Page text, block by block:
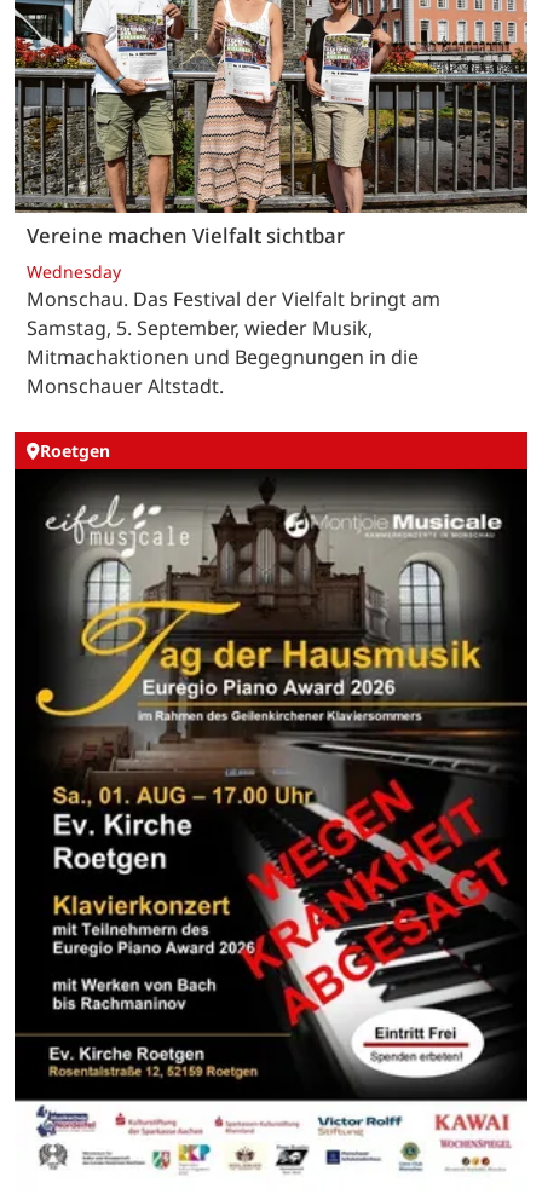
Vereine machen Vielfalt sichtbar
Wednesday
Monschau. Das Festival der Vielfalt bringt am
Samstag, 5. September, wieder Musik,
Mitmachaktionen und Begegnungen in die
Monschauer Altstadt.
Roetgen